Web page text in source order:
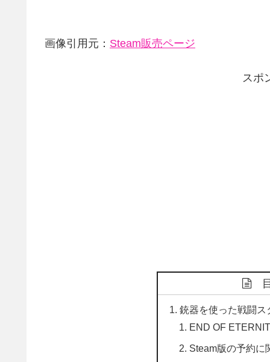
画像引用元： Steam販売ページ
スポ
銃器を使った戦闘ス
END OF
Steam版の予約に